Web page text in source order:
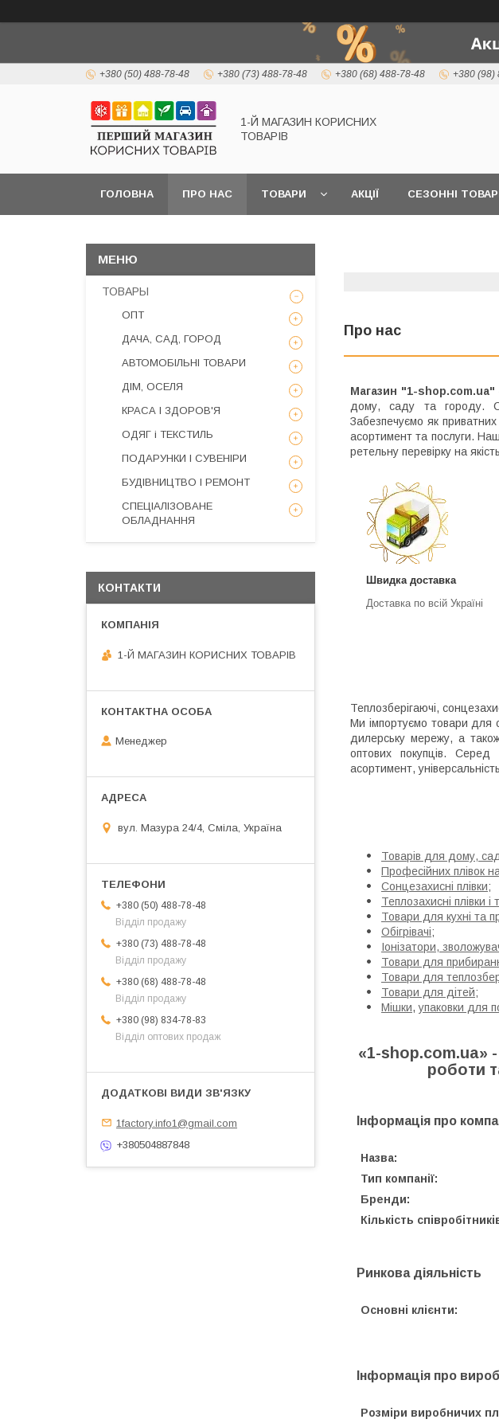
+380 (50) 488-78-48 +380 (73) 488-78-48 +380 (68) 488-78-48 +380 (98)
1-Й МАГАЗИН КОРИСНИХ
ТОВАРІВ
ГОЛОВНА ПРО НАС ТОВАРИ АКЦІЇ СЕЗОННІ
Про нас
Магазин "1-shop.com.ua"
дому, саду та городу.
Забезпечуємо як приватних
асортимент та послуги.
ретельну перевірку на
Швидка доставка
Доставка по всій Україні
Теплозберігаючі,
Ми імпортуємо товари для
дилерську мережу, а
оптових покупців.
асортимент,
Товарів для дому,
Професійних плівок
Сонцезахисні плівки;
Теплозахисні плівки і
Товари для кухні та
Обігрівачі;
Іонізатори,
Товари для
Товари для
Товари для дітей;
Мішки,упаковки для
«1-shop.com.ua»
роботи
Інформація про
Назва:
Тип компанії:
Бренди:
Кількість
Ринкова діяльність
Основні клієнти:
Інформація про
Розміри виробничих
ТОВАРЫ
ОПТ
ДАЧА, САД, ГОРОД
АВТОМОБІЛЬНІ ТОВАРИ
ДІМ, ОСЕЛЯ
КРАСА І ЗДОРОВ'Я
ОДЯГ і ТЕКСТИЛЬ
ПОДАРУНКИ І СУВЕНІРИ
БУДІВНИЦТВО І РЕМОНТ
СПЕЦІАЛІЗОВАНЕ
ОБЛАДНАННЯ
КОНТАКТИ
1-Й МАГАЗИН КОРИСНИХ ТОВАРІВ
Менеджер
вул. Мазура 24/4, Сміла, Україна
+380 (50) 488-78-48
Відділ продажу
+380 (73) 488-78-48
Відділ продажу
+380 (68) 488-78-48
Відділ продажу
+380 (98) 834-78-83
Відділ оптових продаж
1factory.info1@gmail.com
+380504887848